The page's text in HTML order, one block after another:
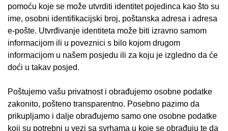
pomoću koje se može utvrditi identitet pojedinca kao što su
ime, osobni identifikacijski broj, poštanska adresa i adresa
e-pošte. Utvrđivanje identiteta može biti izravno samom
informacijom ili u poveznici s bilo kojom drugom
informacijom u našem posjedu ili za koju je izgledno da će
doći u takav posjed.
Poštujemo vašu privatnost i obrađujemo osobne podatke
zakonito, pošteno transparentno. Posebno pazimo da
prikupljamo i dalje obrađujemo samo one osobne podatke
koji su potrebni u vezi sa svrhama u koje se obrađuju te da